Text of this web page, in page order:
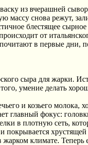
из вчерашней
массу снова режут,
блестящее
от
в первые дни,
сыра для жарки.
умение делать
и козьего молока,
главный фокус:
в плотную сеть,
покрывается
климате. Теперь